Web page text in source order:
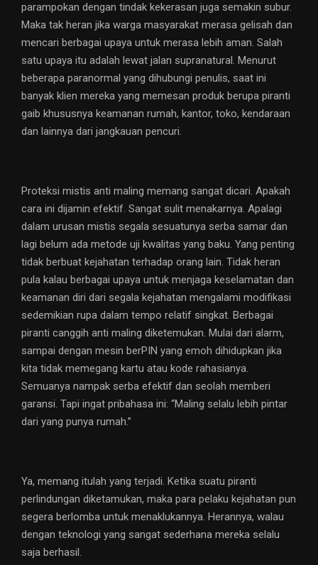
parampokan dengan tindak kekerasan juga semakin subur.
Maka tak heran jika warga masyarakat merasa gelisah dan
mencari berbagai upaya untuk merasa lebih aman. Salah
satu upaya itu adalah lewat jalan supranatural. Menurut
beberapa paranormal yang dihubungi penulis, saat ini
banyak klien mereka yang memesan produk berupa piranti
gaib khususnya keamanan rumah, kantor, toko, kendaraan
dan lainnya dari jangkauan pencuri.
Proteksi mistis anti maling memang sangat dicari. Apakah
cara ini dijamin efektif. Sangat sulit menakarnya. Apalagi
dalam urusan mistis segala sesuatunya serba samar dan
lagi belum ada metode uji kwalitas yang baku. Yang penting
tidak berbuat kejahatan terhadap orang lain. Tidak heran
pula kalau berbagai upaya untuk menjaga keselamatan dan
keamanan diri dari segala kejahatan mengalami modifikasi
sedemikian rupa dalam tempo relatif singkat. Berbagai
piranti canggih anti maling diketemukan. Mulai dari alarm,
sampai dengan mesin berPIN yang emoh dihidupkan jika
kita tidak memegang kartu atau kode rahasianya.
Semuanya nampak serba efektif dan seolah memberi
garansi. Tapi ingat pribahasa ini: “Maling selalu lebih pintar
dari yang punya rumah.”
Ya, memang itulah yang terjadi. Ketika suatu piranti
perlindungan diketamukan, maka para pelaku kejahatan pun
segera berlomba untuk menaklukannya. Herannya, walau
dengan teknologi yang sangat sederhana mereka selalu
saja berhasil.